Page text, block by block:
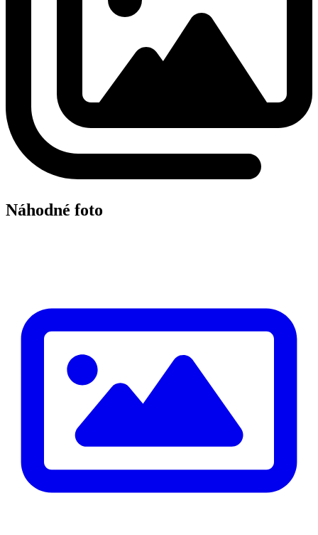
Náhodné foto